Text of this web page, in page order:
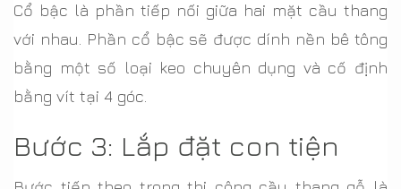
Cổ bậc là phần tiếp nối giữa hai mặt cầu thang
với nhau. Phần cổ bậc sẽ được dính nền bê tông
bằng một số loại keo chuyên dụng và cố định
bằng vít tại 4 góc.
Bước 3: Lắp đặt con tiện